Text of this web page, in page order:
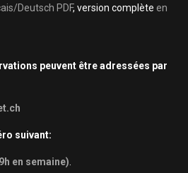
Deutsch PDF, version complète en
peuvent être adressées par
suivant:
en semaine)